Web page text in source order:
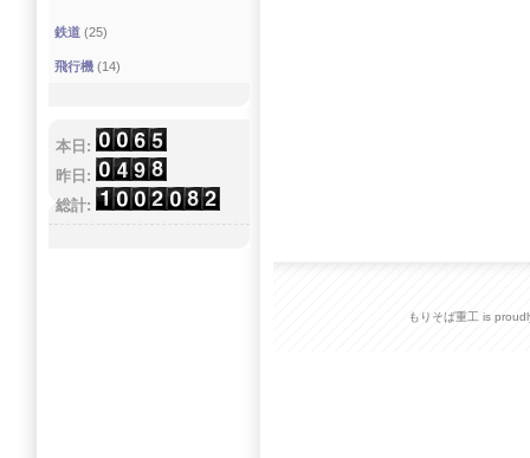
鉄道 (25)
飛行機 (14)
本日:
昨日:
総計:
もりそば重工 is